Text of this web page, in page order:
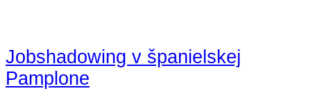
Jobshadowing v španielskej
Pamplone